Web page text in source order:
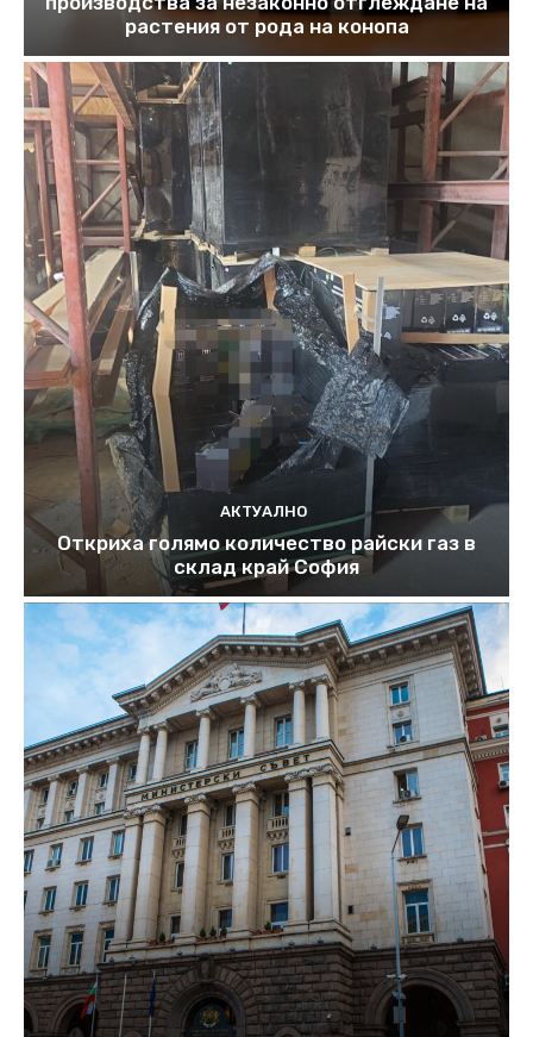
растения от рода на конопа
АКТУАЛНО
Откриха голямо количество райски газ в
склад край София